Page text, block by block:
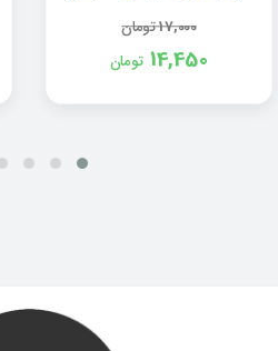
17,000تومان
14,450 تومان